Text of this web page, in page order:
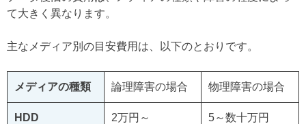
て大きく異なります。
主なメディア別の目安費用は、以下のとおりです。
メディアの種類 論理障害の場合 物理障害の場合
HDD 2万円～ 5～数十万円